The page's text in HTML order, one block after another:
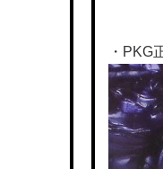
・PKG